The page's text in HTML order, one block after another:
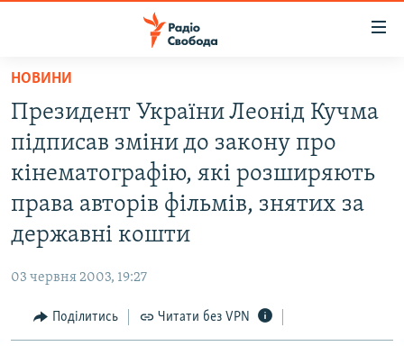
Перейти
основного
матеріалу
Перейти
до
основної
навігації
Перейти
до
ВСЕ ЗА ДОБУ
СТАТТІ
СПОРТ
РОСІЙСЬКА «ФІЛЬТРАЦІЯ»
КРИМ.РЕАЛІЇ
ТИ ЯК?
НОВИНИ
Президент України Леонiд Кучма
пiдписав змiни до закону про
кiнематографiю, якi розширяють
права авторiв фiльмiв, знятих за
державнi кошти
03 червня 2003, 19:27
Поділитись Читати без VPN